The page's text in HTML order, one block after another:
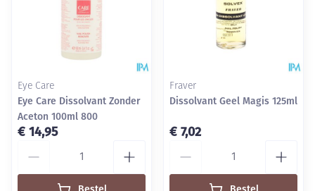
Eye Care
Eye Care Dissolvant Zonder
Aceton 100ml 800
€ 14,95
Fraver
Dissolvant Geel Magis 125ml
€ 7,02